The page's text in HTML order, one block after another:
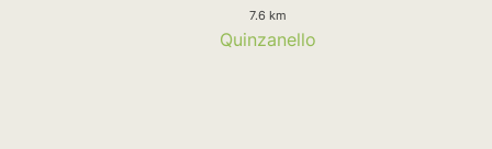
7.6 km
Quinzanello